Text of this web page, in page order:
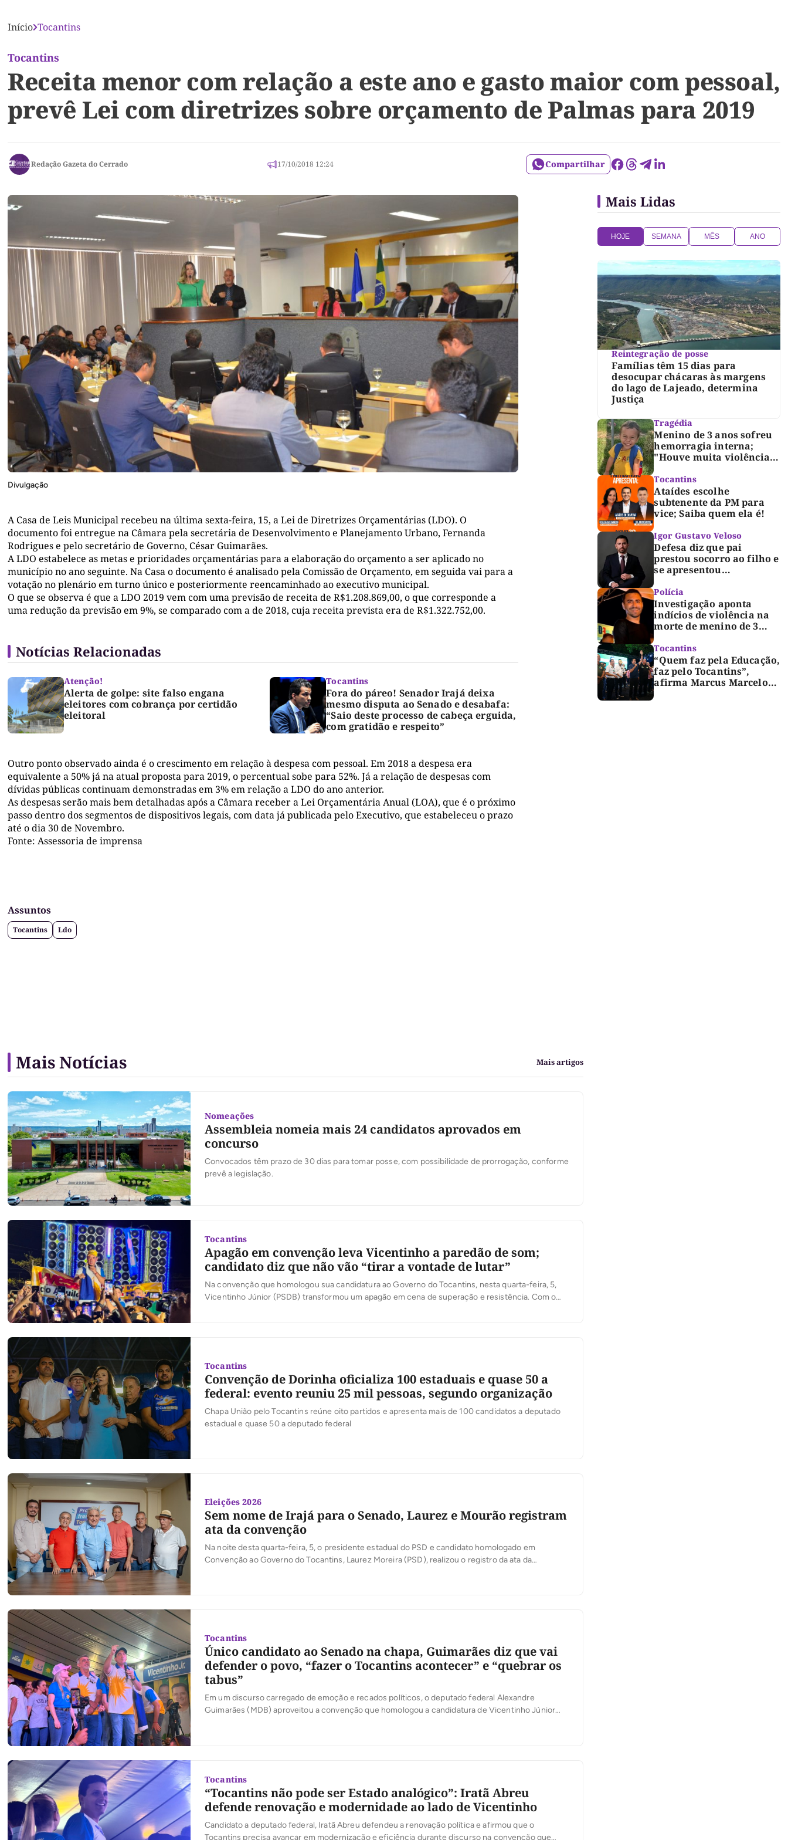
Início Tocantins
Tocantins
Receita menor com relação a este ano e gasto maior com pessoal,
prevê Lei com diretrizes sobre orçamento de Palmas para 2019
Redação Gazeta do Cerrado 17/10/2018 12:24 Compartilhar
Divulgação
A Casa de Leis Municipal recebeu na última sexta-feira, 15, a Lei de Diretrizes Orçamentárias (LDO). O
documento foi entregue na Câmara pela secretária de Desenvolvimento e Planejamento Urbano, Fernanda
Rodrigues e pelo secretário de Governo, César Guimarães.
A LDO estabelece as metas e prioridades orçamentárias para a elaboração do orçamento a ser aplicado no
município no ano seguinte. Na Casa o documento é analisado pela Comissão de Orçamento, em seguida vai para a
votação no plenário em turno único e posteriormente reencaminhado ao executivo municipal.
O que se observa é que a LDO 2019 vem com uma previsão de receita de R$1.208.869,00, o que corresponde a
uma redução da previsão em 9%, se comparado com a de 2018, cuja receita prevista era de R$1.322.752,00.
Notícias Relacionadas
Atenção!
Alerta de golpe: site falso engana
eleitores com cobrança por certidão
eleitoral
Tocantins
Fora do páreo! Senador Irajá deixa
mesmo disputa ao Senado e desabafa:
“Saio deste processo de cabeça erguida,
com gratidão e respeito”
Outro ponto observado ainda é o crescimento em relação à despesa com pessoal. Em 2018 a despesa era
equivalente a 50% já na atual proposta para 2019, o percentual sobe para 52%. Já a relação de despesas com
dívidas públicas continuam demonstradas em 3% em relação a LDO do ano anterior.
As despesas serão mais bem detalhadas após a Câmara receber a Lei Orçamentária Anual (LOA), que é o próximo
passo dentro dos segmentos de dispositivos legais, com data já publicada pelo Executivo, que estabeleceu o prazo
até o dia 30 de Novembro.
Fonte: Assessoria de imprensa
Assuntos
Tocantins Ldo
Mais Lidas
HOJE SEMANA MÊS ANO
Reintegração de posse
Famílias têm 15 dias para
desocupar chácaras às margens
do lago de Lajeado, determina
Justiça
Tragédia
Menino de 3 anos sofreu
hemorragia interna;
"Houve muita violência",
Tocantins
Ataídes escolhe
subtenente da PM para
vice; Saiba quem ela é!
Igor Gustavo Veloso
Defesa diz que pai
prestou socorro ao filho e
se apresentou
polícia após morte de
criança de 3 anos
Polícia
Investigação aponta
indícios de violência na
morte de menino de 3
Tocantins
“Quem faz pela Educação,
faz pelo Tocantins”,
afirma Marcus Marcelo
Mais Notícias Mais artigos
Nomeações
Assembleia nomeia mais 24 candidatos aprovados em
concurso
Convocados têm prazo de 30 dias para tomar posse, com possibilidade de prorrogação, conforme
prevê a legislação.
Tocantins
Apagão em convenção leva Vicentinho a paredão de som;
candidato diz que não vão “tirar a vontade de lutar”
Na convenção que homologou sua candidatura ao Governo do Tocantins, nesta quarta-feira, 5,
Vicentinho Júnior (PSDB) transformou um apagão em cena de superação e resistência. Com o
Tocantins
Convenção de Dorinha oficializa 100 estaduais e quase 50 a
federal: evento reuniu 25 mil pessoas, segundo organização
Chapa União pelo Tocantins reúne oito partidos e apresenta mais de 100 candidatos a deputado
estadual e quase 50 a deputado federal
Eleições 2026
Sem nome de Irajá para o Senado, Laurez e Mourão registram
ata da convenção
Na noite desta quarta-feira, 5, o presidente estadual do PSD e candidato homologado em
Convenção ao Governo do Tocantins, Laurez Moreira (PSD), realizou o registro da ata da
Tocantins
Único candidato ao Senado na chapa, Guimarães diz que vai
defender o povo, “fazer o Tocantins acontecer” e “quebrar os
tabus”
Em um discurso carregado de emoção e recados políticos, o deputado federal Alexandre
Guimarães (MDB) aproveitou a convenção que homologou a candidatura de Vicentinho Júnior
Tocantins
“Tocantins não pode ser Estado analógico”: Iratã Abreu
defende renovação e modernidade ao lado de Vicentinho
Candidato a deputado federal, Iratã Abreu defendeu a renovação política e afirmou que o
Tocantins precisa avançar em modernização e eficiência durante discurso na convenção que